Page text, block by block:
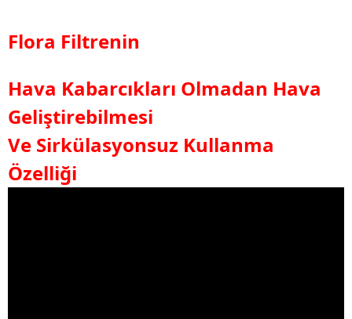
Flora Filtrenin
Hava Kabarcıkları Olmadan Hava
Geliştirebilmesi
Ve Sirkülasyonsuz Kullanma
Özelliği